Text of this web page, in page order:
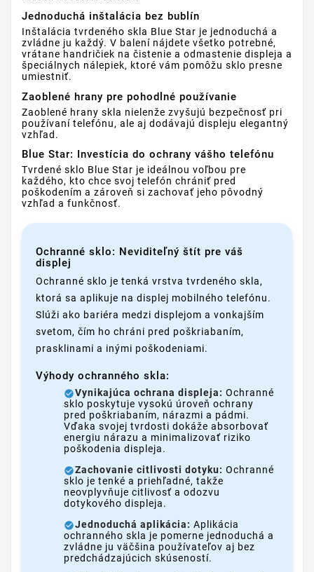
Jednoduchá inštalácia bez bublín
Inštalácia tvrdeného skla Blue Star je jednoduchá a
zvládne ju každý. V balení nájdete všetko potrebné,
vrátane handričiek na čistenie a odmastenie displeja a
špeciálnych nálepiek, ktoré vám pomôžu sklo presne
umiestniť.
Zaoblené hrany pre pohodlné používanie
Zaoblené hrany skla nielenže zvyšujú bezpečnosť pri
používaní telefónu, ale aj dodávajú displeju elegantný
vzhľad.
Blue Star: Investícia do ochrany vášho telefónu
Tvrdené sklo Blue Star je ideálnou voľbou pre
každého, kto chce svoj telefón chrániť pred
poškodením a zároveň si zachovať jeho pôvodný
vzhľad a funkčnosť.
Ochranné sklo: Neviditeľný štít pre váš
displej
Ochranné sklo je tenká vrstva tvrdeného skla,
ktorá sa aplikuje na displej mobilného telefónu.
Slúži ako bariéra medzi displejom a vonkajším
svetom, čím ho chráni pred poškriabaním,
prasklinami a inými poškodeniami.
Výhody ochranného skla:
Vynikajúca ochrana displeja: Ochranné
sklo poskytuje vysokú úroveň ochrany
pred poškriabaním, nárazmi a pádmi.
Vďaka svojej tvrdosti dokáže absorbovať
energiu nárazu a minimalizovať riziko
poškodenia displeja.
Zachovanie citlivosti dotyku: Ochranné
sklo je tenké a priehľadné, takže
neovplyvňuje citlivosť a odozvu
dotykového displeja.
Jednoduchá aplikácia: Aplikácia
ochranného skla je pomerne jednoduchá a
zvládne ju väčšina používateľov aj bez
predchádzajúcich skúseností.